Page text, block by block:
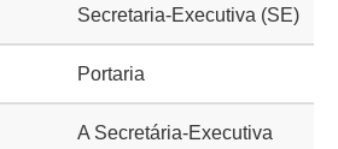
Secretaria-Executiva (SE)
Portaria
A Secretária-Executiva